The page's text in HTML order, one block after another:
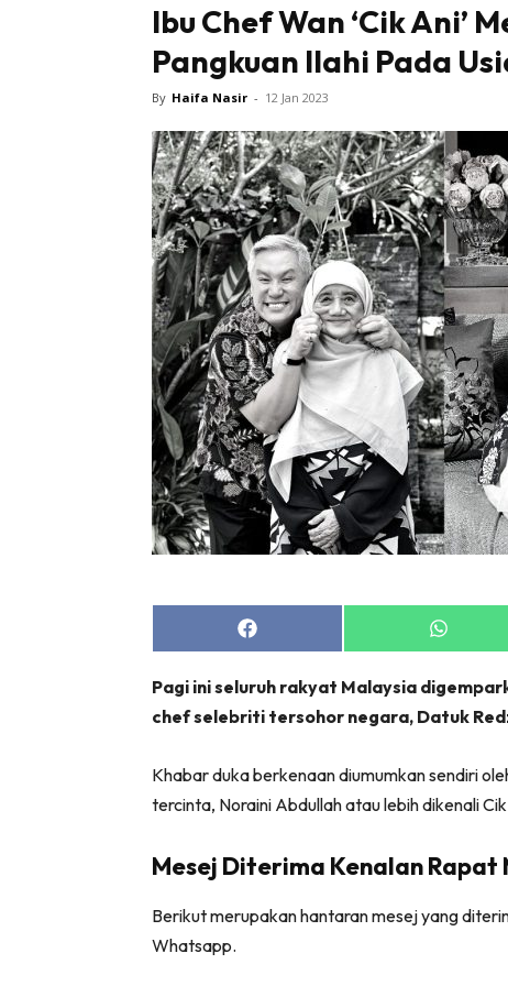
Tampil
Ibu Chef Wan ‘Cik Ani’
Pangkuan Ilahi Pada
By Haifa Nasir - 12 Jan 2023
Share
on
Share
on
Pagi ini seluruh rakyat Malaysia
chef selebriti tersohor negara, Datuk
Khabar duka berkenaan diumumkan sendiri
tercinta, Noraini Abdullah atau lebih dikenali
Mesej Diterima Kenalan
Berikut merupakan hantaran mesej yang
Whatsapp.